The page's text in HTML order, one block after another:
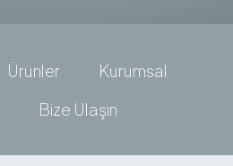
Ürünler
Kurumsal
Bize Ulaşın